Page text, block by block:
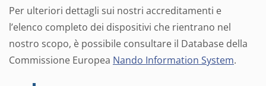
Per ulteriori dettagli sui nostri accreditamenti e
l’elenco completo dei dispositivi che rientrano nel
nostro scopo, è possibile consultare il Database della
Commissione Europea Nando Information System.